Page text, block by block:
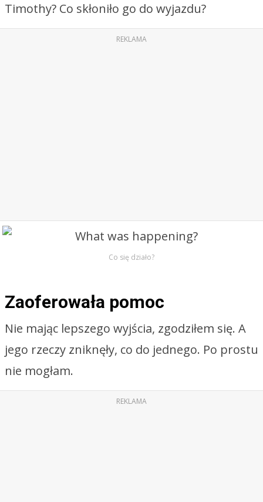
Timothy? Co skłoniło go do wyjazdu?
REKLAMA
Co się działo?
Zaoferowała pomoc
Nie mając lepszego wyjścia, zgodziłem się. A
jego rzeczy zniknęły, co do jednego. Po prostu
nie mogłam.
REKLAMA